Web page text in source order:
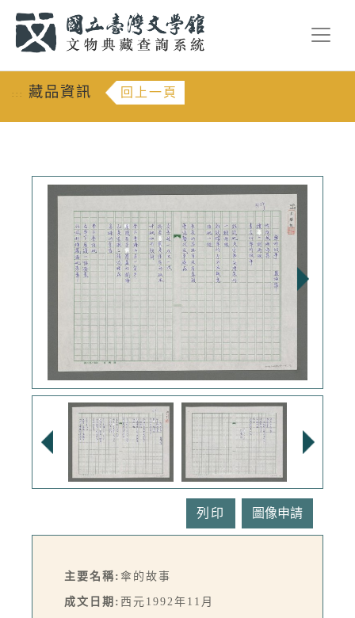
::: 藏品資訊 回上一頁
列印
主要名稱: 傘的故事
成文日期: 西元1992年11月